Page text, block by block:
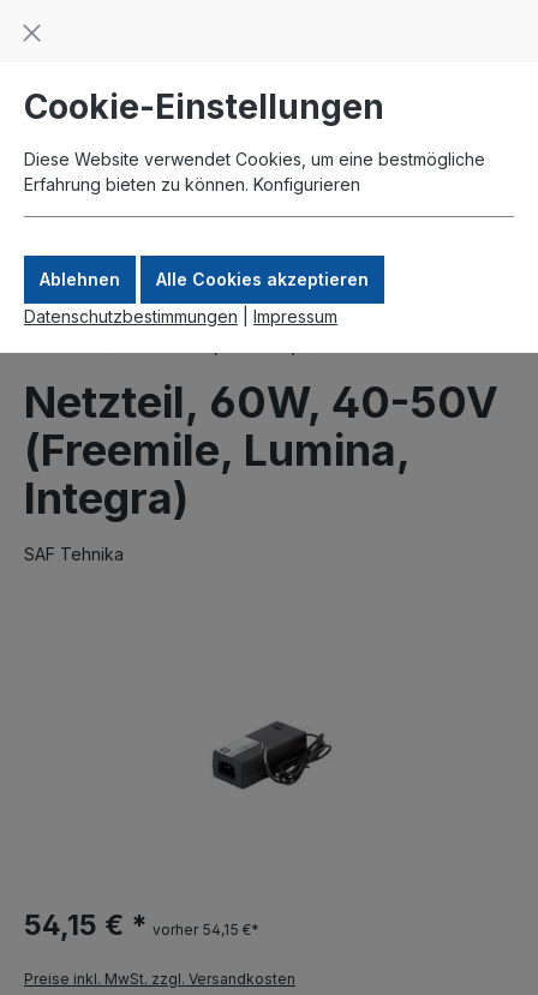
springen
Zahlung per Paypal
Netzteil, 60W, 40-50V
(Freemile, Lumina,
Integra)
SAF Tehnika
54,15 € * vorher 54,15 €*
Preise inkl. MwSt. zzgl. Versandkosten
Cookie-Einstellungen
Diese Website verwendet Cookies, um eine bestmögliche
Erfahrung bieten zu können. Konfigurieren
Ablehnen
Alle Cookies akzeptieren
Datenschutzbestimmungen
Impressum